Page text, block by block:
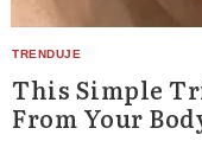
This Simple
From Your
Search